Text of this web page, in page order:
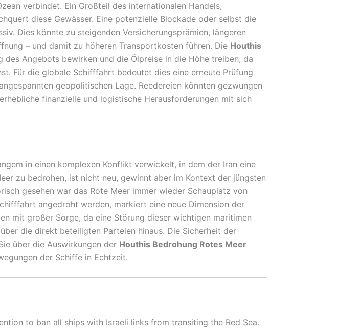
verbindet. Ein Großteil des internationalen Handels,
diese Gewässer. Eine potenzielle Blockade oder selbst die
Dies könnte zu steigenden Versicherungsprämien, längeren
– und damit zu höheren Transportkosten führen. Die Houthis
des Angebots bewirken und die Ölpreise in die Höhe treiben, da
Für die globale Schifffahrt bedeutet dies eine erneute Prüfung
geopolitischen Lage. Reedereien könnten gezwungen
finanzielle und logistische Herausforderungen mit sich
in einen komplexen Konflikt verwickelt, in dem der Iran eine
zu bedrohen, ist nicht neu, gewinnt aber im Kontext der jüngsten
gesehen war das Rote Meer immer wieder Schauplatz von
angedroht werden, markiert eine neue Dimension der
mit großer Sorge, da eine Störung dieser wichtigen maritimen
die direkt beteiligten Parteien hinaus. Die Sicherheit der
über die Auswirkungen der Houthis Bedrohung Rotes Meer
der Schiffe in Echtzeit.
to ban all ships with Israeli links from transiting the Red Sea.